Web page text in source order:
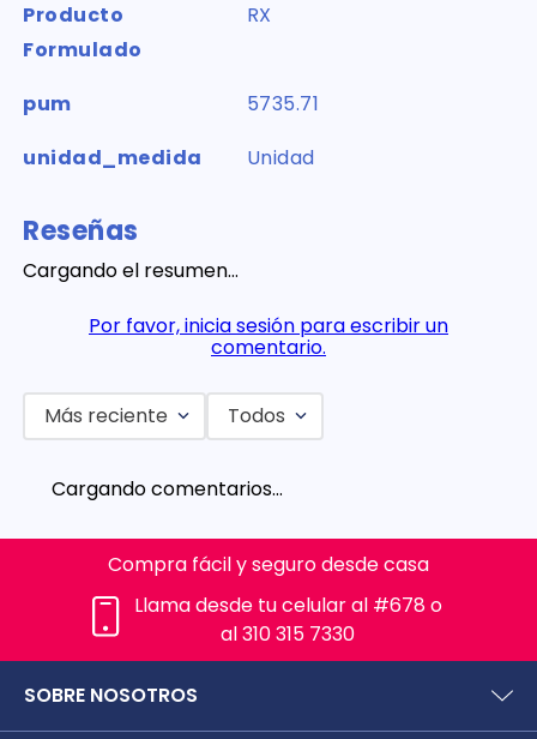
Producto
Formulado
RX
pum
5735.71
unidad_medida
Unidad
Reseñas
Cargando el resumen…
Por favor, inicia sesión para escribir un
comentario.
Más reciente Todos
Cargando comentarios…
Compra fácil y seguro desde casa
Llama desde tu celular al #678 o
al 310 315 7330
SOBRE NOSOTROS